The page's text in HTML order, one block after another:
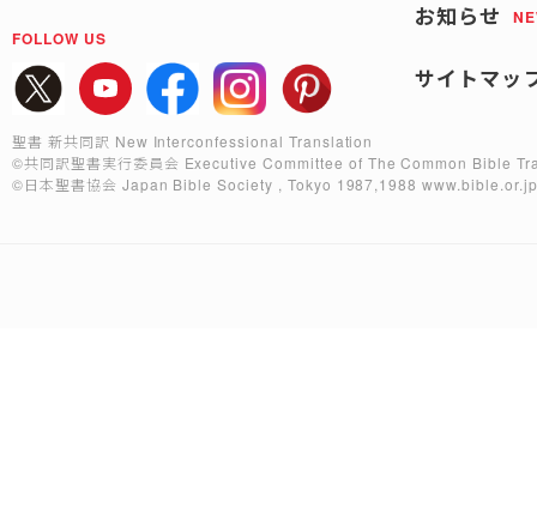
FOLLOW US
お知らせ
サイトマッ
聖書 新共同訳 New Interconfessional Translation
©共同訳聖書実行委員会 Executive Committee of The Common Bible
©日本聖書協会 Japan Bible Society , Tokyo 1987,1988www.bible.or.jp